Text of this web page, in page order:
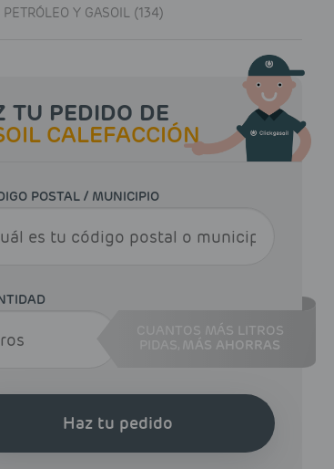
PETRÓLEO Y GASOIL (134)
TU PEDIDO DE
CALEFACCIÓN
POSTAL / MUNICIPIO
CUANTOS MÁS LITROS
MÁS AHORRAS
Haz tu pedido